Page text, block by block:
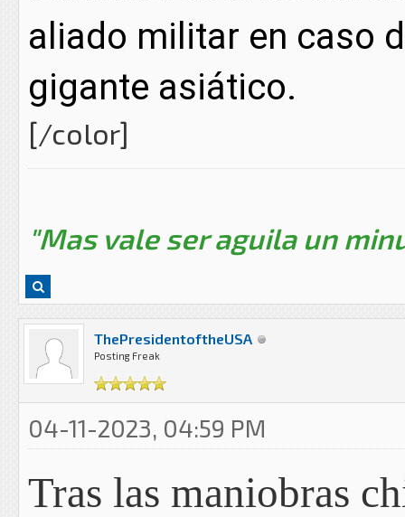
aliado militar en caso
gigante asiático.
[/color]
"Mas vale ser aguila un
ThePresidentoftheUSA
Posting Freak
04-11-2023, 04:59 PM
Tras las maniobras